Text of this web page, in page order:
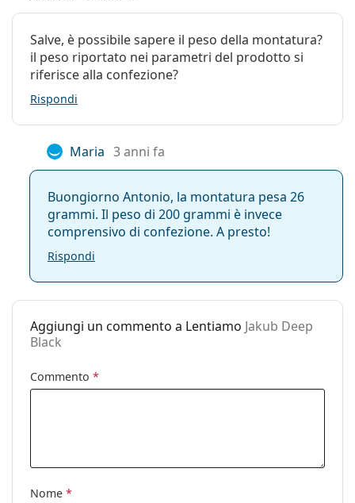
Salve, è possibile sapere il peso della montatura?
il peso riportato nei parametri del prodotto si
riferisce alla confezione?
Rispondi
Maria 3 anni fa
Buongiorno Antonio, la montatura pesa 26
grammi. Il peso di 200 grammi è invece
comprensivo di confezione. A presto!
Rispondi
Aggiungi un commento a Lentiamo Jakub Deep
Black
Commento *
Nome *